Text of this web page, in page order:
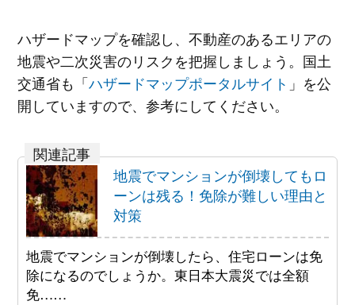
ハザードマップを確認し、不動産のあるエリアの
地震や二次災害のリスクを把握しましょう。国土
交通省も「ハザードマップポータルサイト 」を公
開していますので、参考にしてください。
地震でマンションが倒壊してもロ
ーンは残る！免除が難しい理由と
対策
地震でマンションが倒壊したら、住宅ローンは免
除になるのでしょうか。東日本大震災では全額
免……